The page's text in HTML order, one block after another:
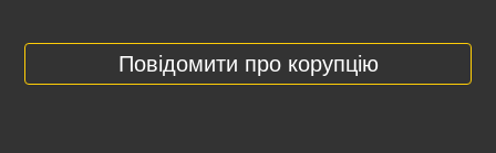
Повідомити про корупцію